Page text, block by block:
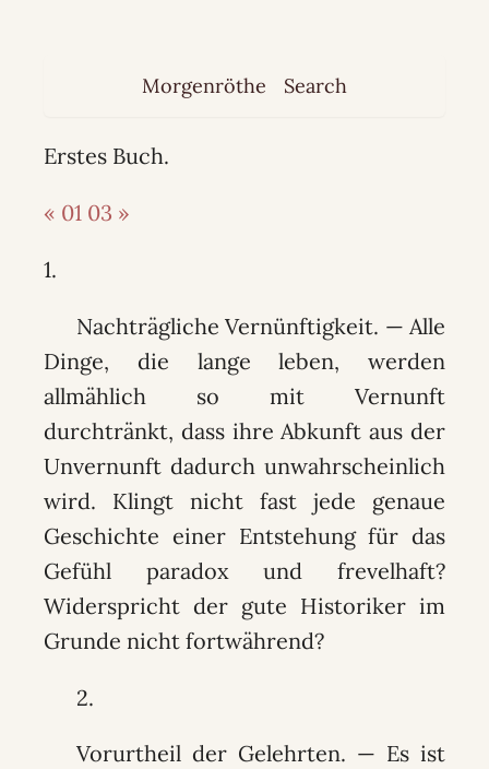
Morgenröthe Search
Erstes Buch.
« 01 03 »
1.
Nachträgliche Vernünftigkeit. — Alle
Dinge, die lange leben, werden
allmählich so mit Vernunft
durchtränkt, dass ihre Abkunft aus der
Unvernunft dadurch unwahrscheinlich
wird. Klingt nicht fast jede genaue
Geschichte einer Entstehung für das
Gefühl paradox und frevelhaft?
Widerspricht der gute Historiker im
Grunde nicht fortwährend?
2.
Vorurtheil der Gelehrten. — Es ist